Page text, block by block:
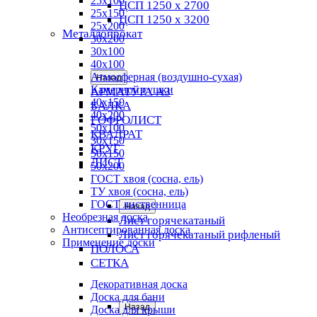
ЦСП 1250 х 2700
ЦСП 1250 х 3200
Металлопрокат
Назад
АРМАТУРА А3
БАЛКА
ГОФРОЛИСТ
КВАДРАТ
КРУГ
ЛИСТ
Назад
Лист горячекатаный
Лист горячекатаный рифленый
ПОЛОСА
СЕТКА
Назад
25х150
25х200
30х200
30х100
40х100
Атмосферная (воздушно-сухая)
Камерной сушки
40х150
40х200
50х100
30х150
50х150
50х200
ГОСТ хвоя (сосна, ель)
ТУ хвоя (сосна, ель)
ГОСТ лиственница
Необрезная доска
Антисептированная доска
Применение доски
Декоративная доска
Доска для бани
Доска для крыши